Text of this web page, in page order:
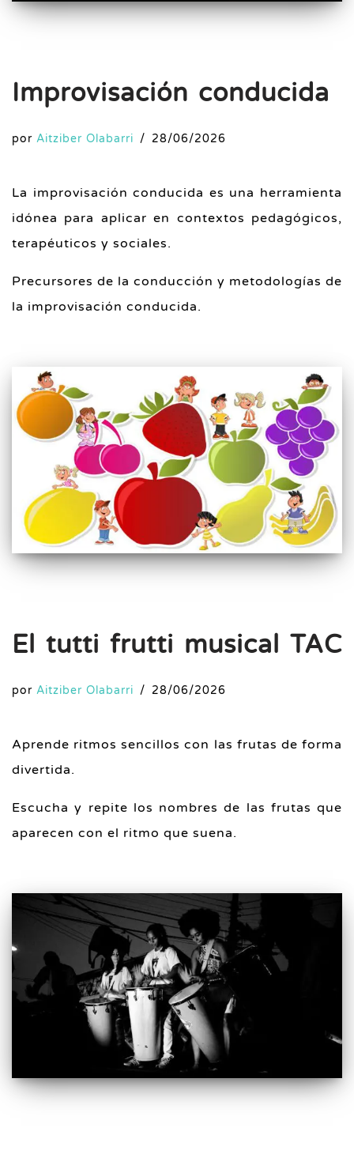
Improvisación conducida
por Aitziber Olabarri 28/06/2026
La improvisación conducida es una herramienta
idónea para aplicar en contextos pedagógicos,
terapéuticos y sociales.
Precursores de la conducción y metodologías de
la improvisación conducida.
El tutti frutti musical TAC
por Aitziber Olabarri 28/06/2026
Aprende ritmos sencillos con las frutas de forma
divertida.
Escucha y repite los nombres de las frutas que
aparecen con el ritmo que suena.